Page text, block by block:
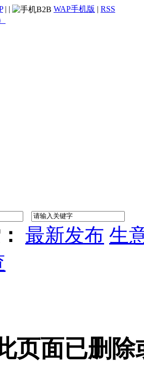
| | WAP手机版 | RSS
最新发布 生
页面已删除